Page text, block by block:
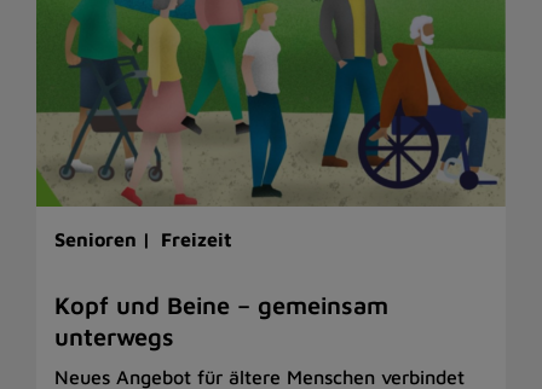
Senioren | Freizeit
Kopf und Beine – gemeinsam
unterwegs
Neues Angebot für ältere Menschen verbindet